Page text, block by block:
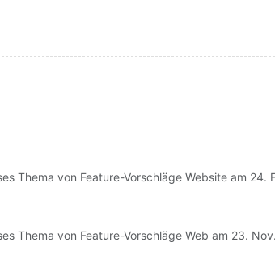
Thema von Feature-Vorschläge Website am 24.
Thema von Feature-Vorschläge Web am 23.